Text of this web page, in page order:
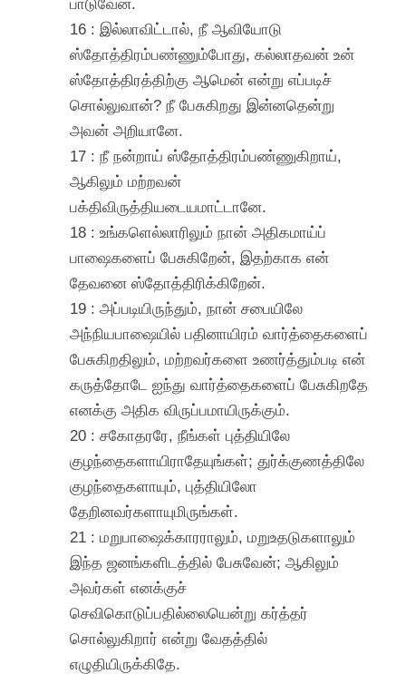
16 : இல்லாவிட்டால், நீ ஆவியோடு
ஸ்தோத்திரம்பண்ணும்போது, கல்லாதவன் உன்
ஸ்தோத்திரத்திற்கு ஆமென் என்று எப்படிச்
சொல்லுவான்? நீ பேசுகிறது இன்னதென்று
அவன் அறியானே.
17 : நீ நன்றாய் ஸ்தோத்திரம்பண்ணுகிறாய்,
ஆகிலும் மற்றவன்
பக்திவிருத்தியடையமாட்டானே.
18 : உங்களெல்லாரிலும் நான் அதிகமாய்ப்
பாஷைகளைப் பேசுகிறேன், இதற்காக என்
தேவனை ஸ்தோத்திரிக்கிறேன்.
19 : அப்படியிருந்தும், நான் சபையிலே
அந்நியபாஷையில் பதினாயிரம் வார்த்தைகளைப்
பேசுகிறதிலும், மற்றவர்களை உணர்த்தும்படி என்
கருத்தோடே ஐந்து வார்த்தைகளைப் பேசுகிறதே
எனக்கு அதிக விருப்பமாயிருக்கும்.
20 : சகோதரரே, நீங்கள் புத்தியிலே
குழந்தைகளாயிராதேயுங்கள்; துர்க்குணத்திலே
குழந்தைகளாயும், புத்தியிலோ
தேறினவர்களாயுமிருங்கள்.
21 : மறுபாஷைக்காரராலும், மறுஉதடுகளாலும்
இந்த ஜனங்களிடத்தில் பேசுவேன்; ஆகிலும்
அவர்கள் எனக்குச்
செவிகொடுப்பதில்லையென்று கர்த்தர்
சொல்லுகிறார் என்று வேதத்தில்
எழுதியிருக்கிதே.